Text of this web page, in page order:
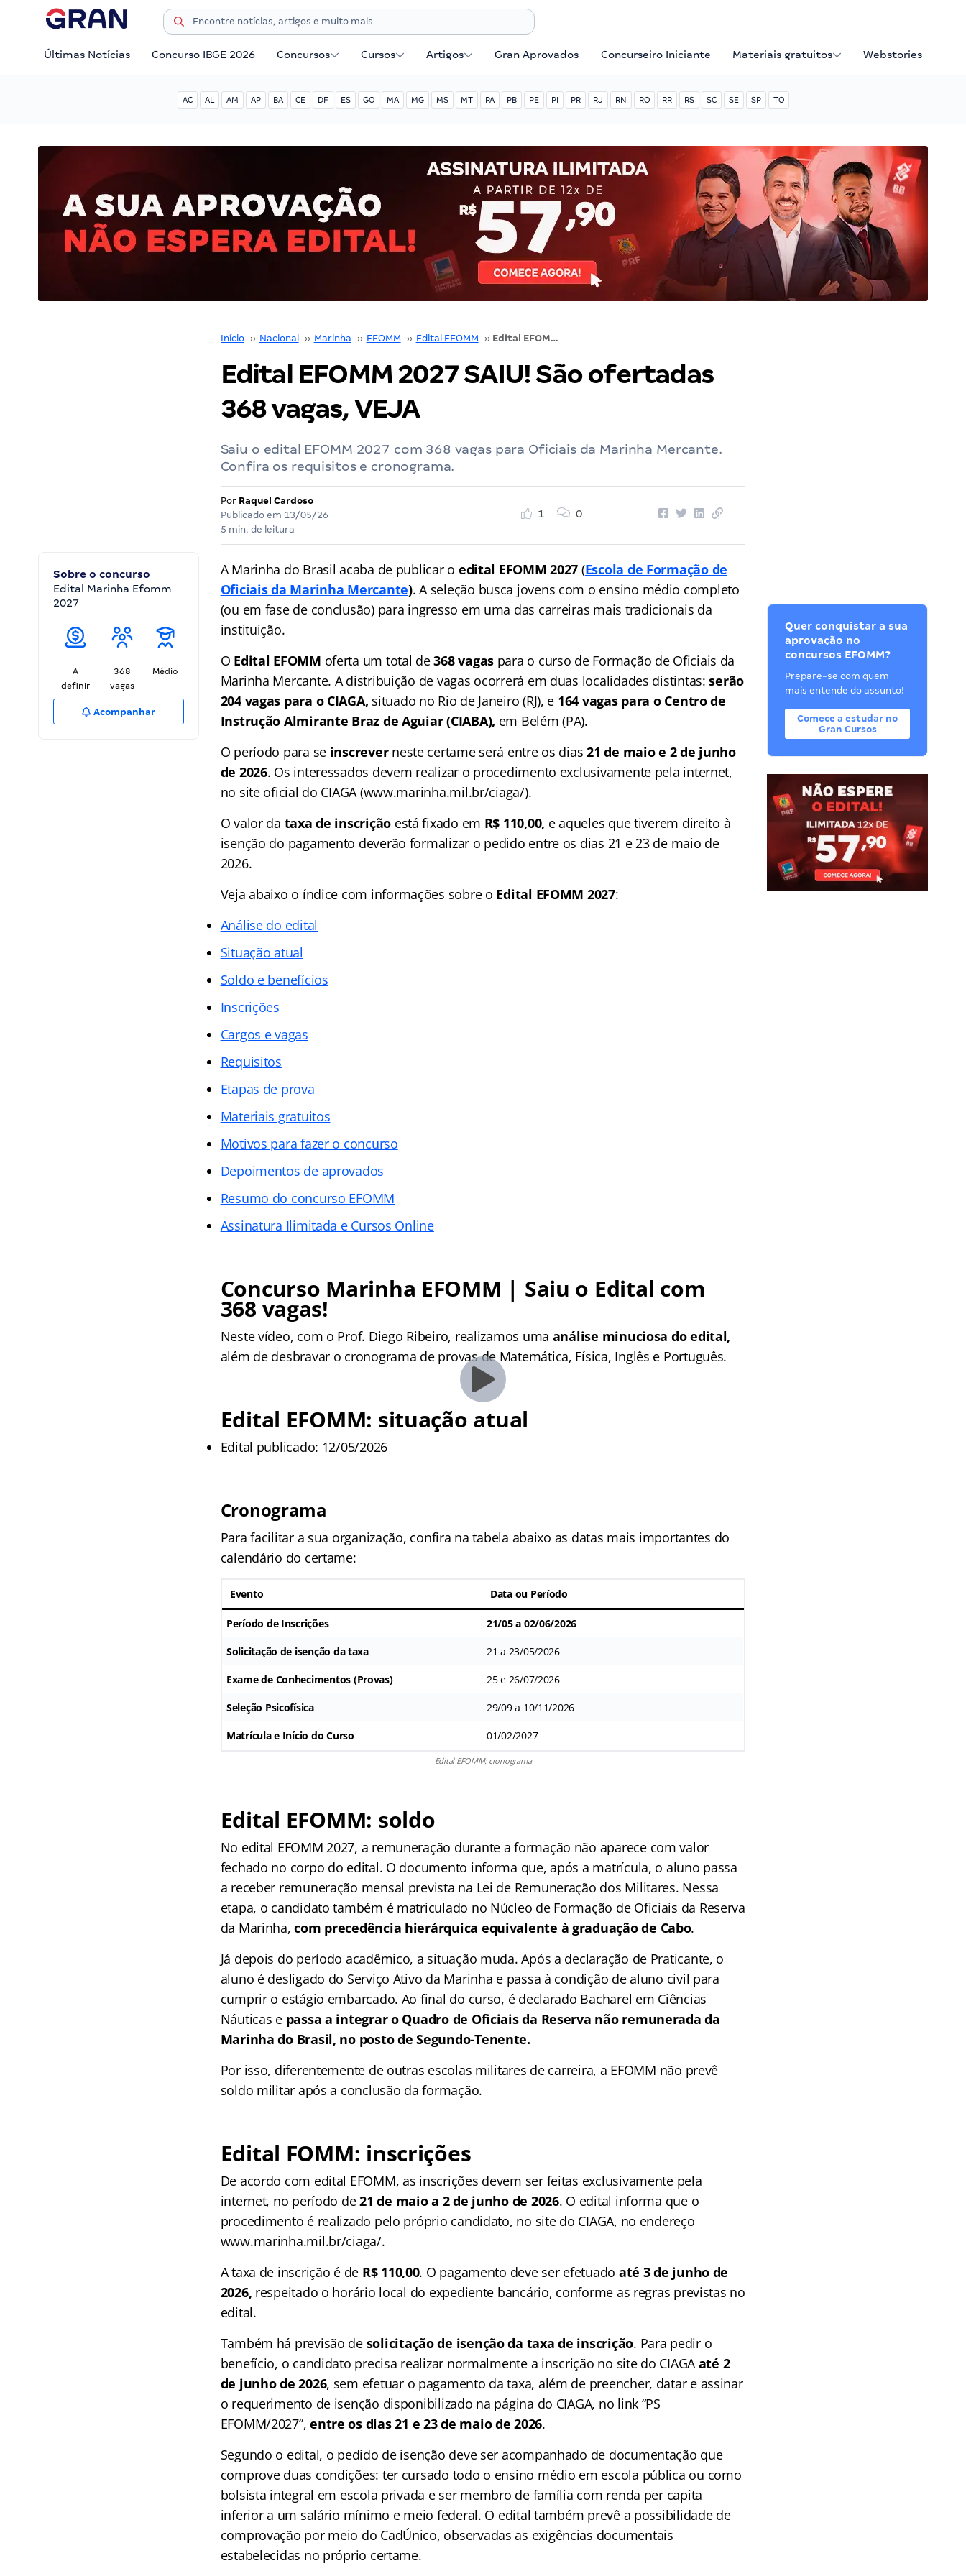
Últimas Notícias Concurso IBGE 2026 Concursos Cursos Artigos Gran Aprovados Concurseiro Iniciante Materiais gratuitos Webstories
AC AL AM AP BA CE DF ES GO MA MG MS MT PA PB PE PI PR RJ RN RO RR RS SC SE SP TO
Início ›› Nacional ›› Marinha ›› EFOMM ›› Edital EFOMM ›› Edital EFOMM 2027 SAIU! São ofertadas 368 vagas, VEJA
Edital EFOMM 2027 SAIU! São ofertadas
368 vagas, VEJA
Saiu o edital EFOMM 2027 com 368 vagas para Oficiais da Marinha Mercante.
Confira os requisitos e cronograma.
Por Raquel Cardoso
Publicado em 13/05/26
5 min. de leitura
1 0
Sobre o concurso
Edital Marinha Efomm
2027
A
definir
368
vagas
Médio
Acompanhar
A Marinha do Brasil acaba de publicar o edital EFOMM 2027 (Escola de Formação de
Oficiais da Marinha Mercante). A seleção busca jovens com o ensino médio completo
(ou em fase de conclusão) para ingresso em uma das carreiras mais tradicionais da
instituição.
O Edital EFOMM oferta um total de368 vagas para o curso de Formação de Oficiais da
Marinha Mercante. A distribuição de vagas ocorrerá em duas localidades distintas:serão
204 vagas para o CIAGA, situado no Rio de Janeiro (RJ), e 164 vagas para o Centro de
Instrução Almirante Braz de Aguiar (CIABA), em Belém (PA).
O período para se inscrever neste certame será entre os dias21 de maio e 2 de junho
de 2026. Os interessados devem realizar o procedimento exclusivamente pela internet,
no site oficial do CIAGA (www.marinha.mil.br/ciaga/).
O valor da taxa de inscrição está fixado em R$ 110,00, e aqueles que tiverem direito à
isenção do pagamento deverão formalizar o pedido entre os dias 21 e 23 de maio de
2026.
Veja abaixo o índice com informações sobre o Edital EFOMM 2027:
Análise do edital
Situação atual
Soldo e benefícios
Inscrições
Cargos e vagas
Requisitos
Etapas de prova
Materiais gratuitos
Motivos para fazer o concurso
Depoimentos de aprovados
Resumo do concurso EFOMM
Assinatura Ilimitada e Cursos Online
Concurso Marinha EFOMM | Saiu o Edital com
368 vagas!
Neste vídeo, com o Prof. Diego Ribeiro, realizamos uma análise minuciosa do edital,
além de desbravar o cronograma de provas de Matemática, Física, Inglês e Português.
Edital EFOMM: situação atual
Edital publicado: 12/05/2026
Cronograma
Para facilitar a sua organização, confira na tabela abaixo as datas mais importantes do
calendário do certame:
Evento Data ou Período
Período de Inscrições 21/05 a 02/06/2026
Solicitação de isenção da taxa 21 a 23/05/2026
Exame de Conhecimentos (Provas) 25 e 26/07/2026
Seleção Psicofísica 29/09 a 10/11/2026
Matrícula e Início do Curso 01/02/2027
Edital EFOMM: cronograma
Edital EFOMM: soldo
No edital EFOMM 2027, a remuneração durante a formação não aparece com valor
fechado no corpo do edital. O documento informa que, após a matrícula, o aluno passa
a receber remuneração mensal prevista na Lei de Remuneração dos Militares. Nessa
etapa, o candidato também é matriculado no Núcleo de Formação de Oficiais da Reserva
da Marinha,com precedência hierárquica equivalente à graduação de Cabo.
Já depois do período acadêmico, a situação muda. Após a declaração de Praticante, o
aluno é desligado do Serviço Ativo da Marinha e passa à condição de aluno civil para
cumprir o estágio embarcado. Ao final do curso, é declarado Bacharel em Ciências
Náuticas e passa a integrar o Quadro de Oficiais da Reserva não remunerada da
Marinha do Brasil, no posto de Segundo-Tenente.
Por isso, diferentemente de outras escolas militares de carreira, a EFOMM não prevê
soldo militar após a conclusão da formação.
Edital FOMM: inscrições
De acordo com edital EFOMM, as inscrições devem ser feitas exclusivamente pela
internet, no período de21 de maio a 2 de junho de 2026. O edital informa que o
procedimento é realizado pelo próprio candidato, no site do CIAGA, no endereço
www.marinha.mil.br/ciaga/.
A taxa de inscrição é de R$ 110,00. O pagamento deve ser efetuado até 3 de junho de
2026, respeitado o horário local do expediente bancário, conforme as regras previstas no
edital.
Também há previsão desolicitação de isenção da taxa de inscrição. Para pedir o
benefício, o candidato precisa realizar normalmente a inscrição no site do CIAGAaté 2
de junho de 2026, sem efetuar o pagamento da taxa, além de preencher, datar e assinar
o requerimento de isenção disponibilizado na página do CIAGA, no link “PS
EFOMM/2027”,entre os dias 21 e 23 de maio de 2026.
Segundo o edital, o pedido de isenção deve ser acompanhado de documentação que
comprove duas condições: ter cursado todo o ensino médio em escola pública ou como
bolsista integral em escola privada e ser membro de família com renda per capita
inferior a um salário mínimo e meio federal. O edital também prevê a possibilidade de
comprovação por meio do CadÚnico, observadas as exigências documentais
estabelecidas no próprio certame.
Quer conquistar a sua
aprovação no
concursos EFOMM?
Prepare-se com quem
mais entende do assunto!
Comece a estudar no
Gran Cursos